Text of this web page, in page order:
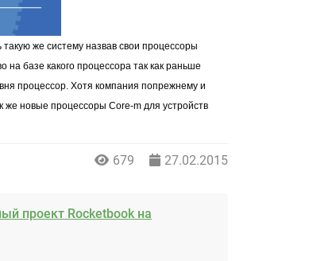
же систему назвав свои процессоры
на базе какого процессора так как раньше
процессор. Хотя компания попрежнему и
же новые процессоры Core-m для устройств
679 27.02.2015
проект Rocketbook на